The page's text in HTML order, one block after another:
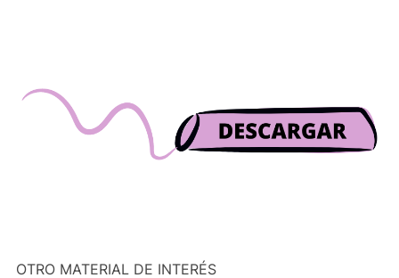
OTRO MATERIAL DE INTERÉS